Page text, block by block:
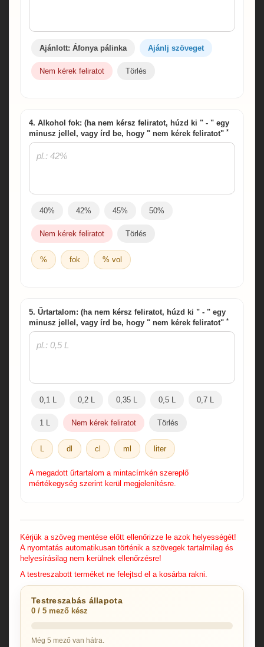
Ajánlott: Áfonya pálinka Ajánlj szöveget
Nem kérek feliratot Törlés
4. Alkohol fok: (ha nem kérsz feliratot, húzd ki " - " egy
minusz jellel, vagy írd be, hogy " nem kérek feliratot" *
40% 42% 45% 50%
Nem kérek feliratot Törlés
% fok % vol
5. Űrtartalom: (ha nem kérsz feliratot, húzd ki " - " egy
minusz jellel, vagy írd be, hogy " nem kérek feliratot" *
0,1 L 0,2 L 0,35 L 0,5 L 0,7 L
1 L Nem kérek feliratot Törlés
L dl cl ml liter
A megadott űrtartalom a mintacímkén szereplő
mértékegység szerint kerül megjelenítésre.
Kérjük a szöveg mentése előtt ellenőrizze le azok helyességét!
A nyomtatás automatikusan történik a szövegek tartalmilag és
helyesírásilag nem kerülnek ellenőrzésre!
A testreszabott terméket ne felejtsd el a kosárba rakni.
Testreszabás állapota
0 / 5 mező kész
Még 5 mező van hátra.